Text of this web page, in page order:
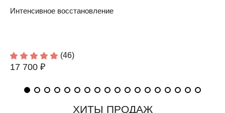
Интенсивное восстановление
(46)
17 700 ₽
ХИТЫ ПРОДАЖ